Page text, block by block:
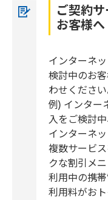
ご契約
お客様へ
インターネ
検討中のお
わせください
例) インター
入をご検討
インターネ
複数サービ
クな割引メ
利用中の携
利用料がお